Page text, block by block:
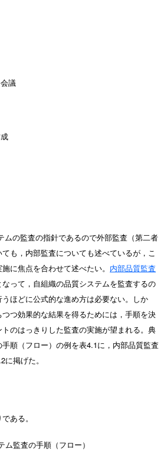
議
ムの監査の指針であるので外部監査（第二者
も，内部監査についても述べているが，こ
に焦点を合わせて述べたい。 内部品質監査
って，自組織の品質システムを監査するの
ほどに公式的な進め方は必要ない。しか
つ効果的な結果を得るためには，手順を決
のはっきりした監査の実施が望まれる。典
順（フロー）の例を表4.1に，内部品質監査
掲げた。
ある。
監査の手順（フロー）